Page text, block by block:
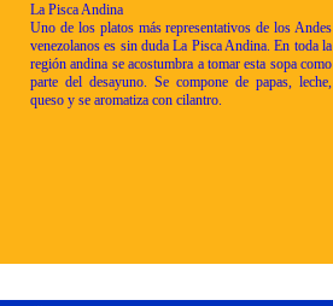
La Pisca Andina
Uno de los platos más representativos de los Andes
venezolanos es sin duda La Pisca Andina. En toda la
región andina se acostumbra a tomar esta sopa como
parte del desayuno. Se compone de papas, leche,
queso y se aromatiza con cilantro.